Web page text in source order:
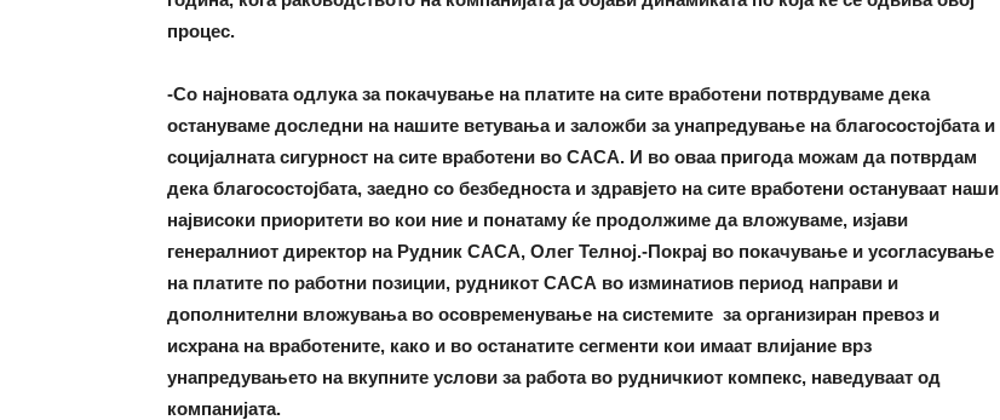
процес.
-Со најновата одлука за покачување на платите на сите вработени потврдуваме дека
остануваме доследни на нашите ветувања и заложби за унапредување на благосостојбата и
социјалната сигурност на сите вработени во САСА. И во оваа пригода можам да потврдам
дека благосостојбата, заедно со безбедноста и здравјето на сите вработени остануваат наши
највисоки приоритети во кои ние и понатаму ќе продолжиме да вложуваме, изјави
генералниот директор на Рудник САСА, Олег Телној.-Покрај во покачување и усогласување
на платите по работни позиции, рудникот САСА во изминатиов период направи и
дополнителни вложувања во осовременување на системите за организиран превоз и
исхрана на вработените, како и во останатите сегменти кои имаат влијание врз
унапредувањето на вкупните услови за работа во рудничкиот компекс, наведуваат од
компанијата.